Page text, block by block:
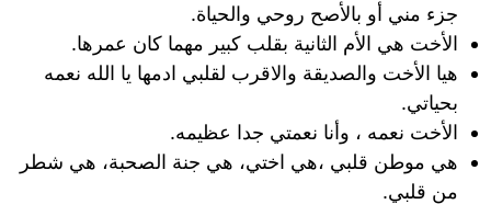
جزء مني أو بالأصح روحي والحياة.
الأخت هي الأم الثانية بقلب كبير مهما كان عمرها.
هيا الأخت والصديقة والاقرب لقلبي ادمها يا الله نعمه
بحياتي.
الأخت نعمه ، وأنا نعمتي جدا عظيمه.
هي موطن قلبي ،هي اختي، هي جنة الصحبة، هي شطر
من قلبي.